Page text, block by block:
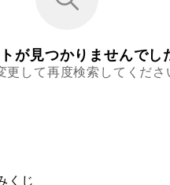
が見つかりませんでし
更して再度検索してくださ
くじ